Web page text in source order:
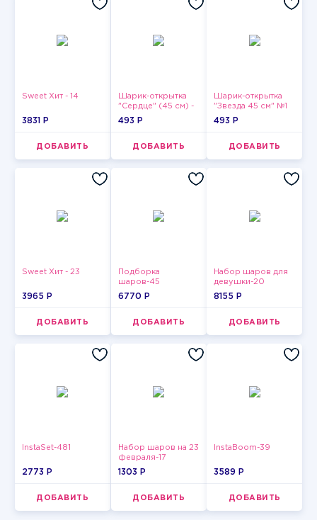
Sweet Хит - 14
3831 P
ДОБАВИТЬ
Шарик-открытка
"Сердце" (45 см) -
2
493 P
ДОБАВИТЬ
Шарик-открытка
"Звезда 45 см" №1
493 P
ДОБАВИТЬ
Sweet Хит - 23
3965 P
ДОБАВИТЬ
Подборка
шаров-45
6770 P
ДОБАВИТЬ
Набор шаров для
девушки-20
8155 P
ДОБАВИТЬ
InstaSet-481
2773 P
ДОБАВИТЬ
Набор шаров на 23
февраля-17
1303 P
ДОБАВИТЬ
InstaBoom-39
3589 P
ДОБАВИТЬ